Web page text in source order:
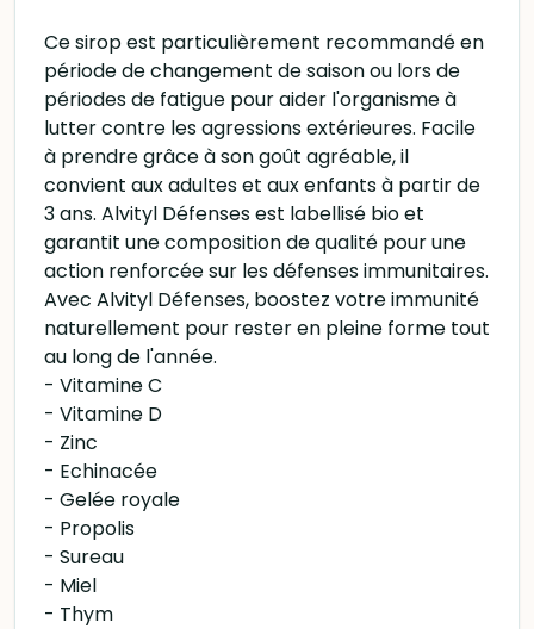
Ce sirop est particulièrement recommandé en
période de changement de saison ou lors de
périodes de fatigue pour aider l'organisme à
lutter contre les agressions extérieures. Facile
à prendre grâce à son goût agréable, il
convient aux adultes et aux enfants à partir de
3 ans. Alvityl Défenses est labellisé bio et
garantit une composition de qualité pour une
action renforcée sur les défenses immunitaires.
Avec Alvityl Défenses, boostez votre immunité
naturellement pour rester en pleine forme tout
au long de l'année.
- Vitamine C
- Vitamine D
- Zinc
- Echinacée
- Gelée royale
- Propolis
- Sureau
- Miel
- Thym